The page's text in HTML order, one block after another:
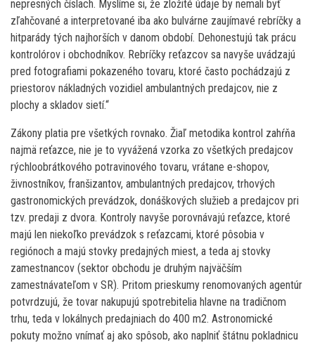
nepresných číslach. Myslíme si, že zložité údaje by nemali byť
zľahčované a interpretované iba ako bulvárne zaujímavé rebríčky a
hitparády tých najhorších v danom období. Dehonestujú tak prácu
kontrolórov i obchodníkov. Rebríčky reťazcov sa navyše uvádzajú
pred fotografiami pokazeného tovaru, ktoré často pochádzajú z
priestorov nákladných vozidiel ambulantných predajcov, nie z
plochy a skladov sietí.“
Zákony platia pre všetkých rovnako. Žiaľ metodika kontrol zahŕňa
najmä reťazce, nie je to vyvážená vzorka zo všetkých predajcov
rýchloobrátkového potravinového tovaru, vrátane e-shopov,
živnostníkov, franšizantov, ambulantných predajcov, trhových
gastronomických prevádzok, donáškových služieb a predajcov pri
tzv. predaji z dvora. Kontroly navyše porovnávajú reťazce, ktoré
majú len niekoľko prevádzok s reťazcami, ktoré pôsobia v
regiónoch a majú stovky predajných miest, a teda aj stovky
zamestnancov (sektor obchodu je druhým najväčším
zamestnávateľom v SR). Pritom prieskumy renomovaných agentúr
potvrdzujú, že tovar nakupujú spotrebitelia hlavne na tradičnom
trhu, teda v lokálnych predajniach do 400 m2. Astronomické
pokuty možno vnímať aj ako spôsob, ako naplniť štátnu pokladnicu